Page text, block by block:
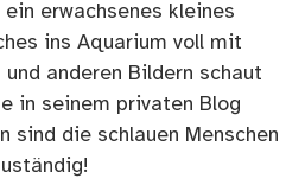
erwachsenes kleines
ins Aquarium voll mit
und anderen Bildern schaut
in seinem privaten Blog
sind die schlauen Menschen